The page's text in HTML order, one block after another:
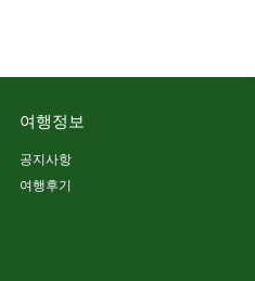
여행정보
공지사항
여행후기